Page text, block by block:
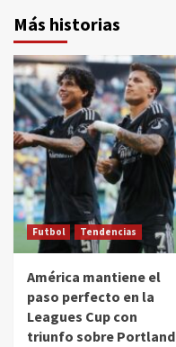
Más historias
Futbol Tendencias
América mantiene el
paso perfecto en la
Leagues Cup con
triunfo sobre Portland